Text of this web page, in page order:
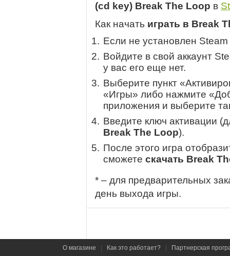
(cd key) Break The Loop в
Как начать играть в Break
Если не установлен
Войдите в свой аккаунт
у вас его еще нет.
Выберите пункт
«Игры» либо нажмите
приложения и выберите
Введите ключ активации
Break The Loop).
После этого игра
сможете скачать Break
* – для предварительных
день выхода игры.
О магазине Как это работает? Партнерская